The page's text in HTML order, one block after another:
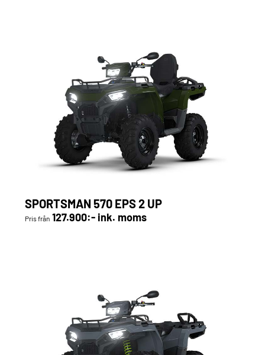
SPORTSMAN 570 EPS 2 UP
Pris från 127.900:- ink. moms